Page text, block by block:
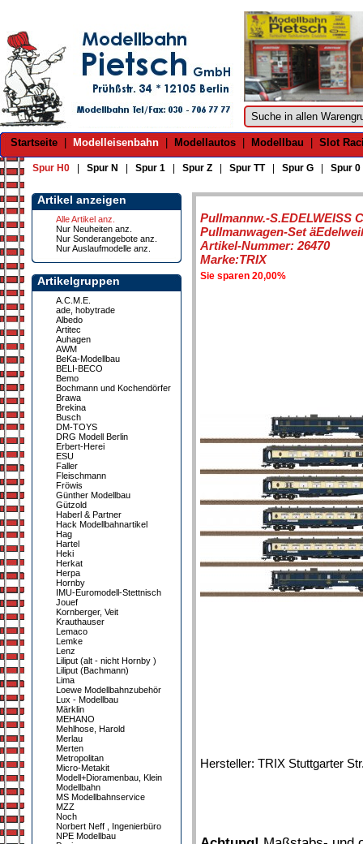
Startseite Modelleisenbahn Modellautos Modellbau Slot
Spur H0 Spur N Spur 1 Spur Z Spur TT| Spur G Spur 0
Artikel anzeigen
Alle Artikel anz.
Nur Neuheiten anz.
Nur Sonderangebote anz.
Nur Auslaufmodelle anz.
Artikelgruppen
A.C.M.E.
ade, hobytrade
Albedo
Artitec
Auhagen
AWM
BeKa-Modellbau
BELI-BECO
Bemo
Bochmann und Kochendörfer
Brawa
Brekina
Busch
DM-TOYS
DRG Modell Berlin
Erbert-Herei
ESU
Faller
Fleischmann
Fröwis
Günther Modellbau
Gützold
Haberl & Partner
Hack Modellbahnartikel
Hag
Hartel
Heki
Herkat
Herpa
Hornby
IMU-Euromodell-Stettnisch
Jouef
Kornberger, Veit
Krauthauser
Lemaco
Lemke
Lenz
Liliput (alt - nicht Hornby )
Liliput (Bachmann)
Lima
Loewe Modellbahnzubehör
Lux - Modellbau
Märklin
MEHANO
Mehlhose, Harold
Merlau
Merten
Metropolitan
Micro-Metakit
Modell+Dioramenbau, Klein
Modellbahn
MS Modellbahnservice
MZZ
Noch
Norbert Neff , Ingenierbüro
NPE Modellbau
Pullmannw.-S.EDELWEISS
Pullmanwagen-Set
Artikel-Nummer: 26470
Marke:TRIX
Sie sparen 20,00%
Hersteller: TRIX Stuttgarter